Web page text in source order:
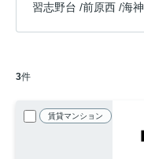
習志野台 /前原西 /海神
3件
賃貸マンション